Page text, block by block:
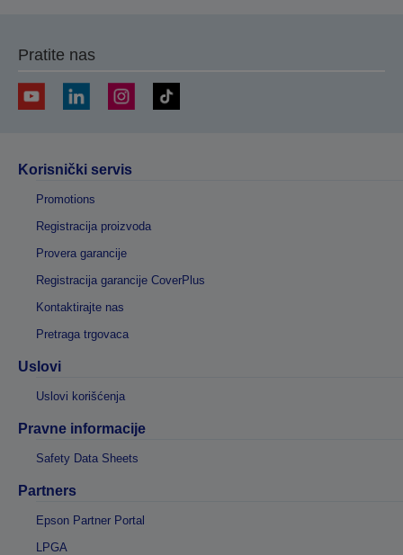
Pratite nas
Korisnički servis
Promotions
Registracija proizvoda
Provera garancije
Registracija garancije CoverPlus
Kontaktirajte nas
Pretraga trgovaca
Uslovi
Uslovi korišćenja
Pravne informacije
Safety Data Sheets
Partners
Epson Partner Portal
LPGA